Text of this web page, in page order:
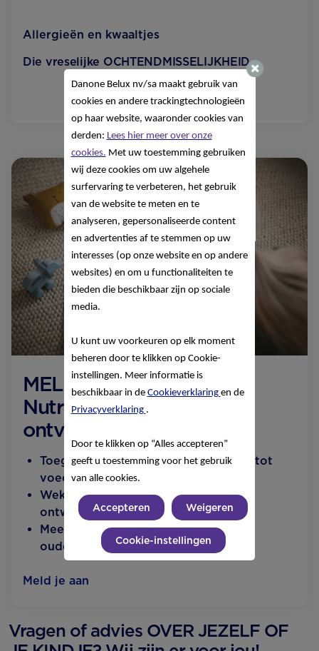
Allergieën en kwaaltjes
Die vreselijke OCHTEND­MISSELIJKHEID
MELD JE AAN voor de
Nutricia Baby Club en
ontvang:
Toegang tot alle tools, van slaaptips tot
voedingsschema's
Wekelijkse e-mail updates over de
ontwikkeling van je baby
Meest gelezen artikelen door andere
ouders
Meld je aan
Vragen of advies OVER JEZELF OF
Danone Belux nv/sa maakt gebruik van
cookies en andere trackingtechnologieën
op haar website, waaronder cookies van
derden: Lees hier meer over onze
cookies. Met uw toestemming gebruiken
wij deze cookies om uw algehele
surfervaring te verbeteren, het gebruik
van de website te meten en te
analyseren, gepersonaliseerde content
en advertenties af te stemmen op uw
interesses (op onze website en op andere
websites) en om u functionaliteiten te
bieden die beschikbaar zijn op sociale
media.
U kunt uw voorkeuren op elk moment
beheren door te klikken op Cookie-
instellingen. Meer informatie is
beschikbaar in de Cookieverklaring en de
Privacyverklaring .
Door te klikken op “Alles accepteren”
geeft u toestemming voor het gebruik
van alle cookies.
Accepteren Weigeren
Cookie-instellingen